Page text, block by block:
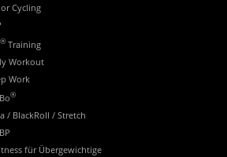
Cycling
®Training
Workout
Work
®
/ BlackRoll / Stretch
für Übergewichtige